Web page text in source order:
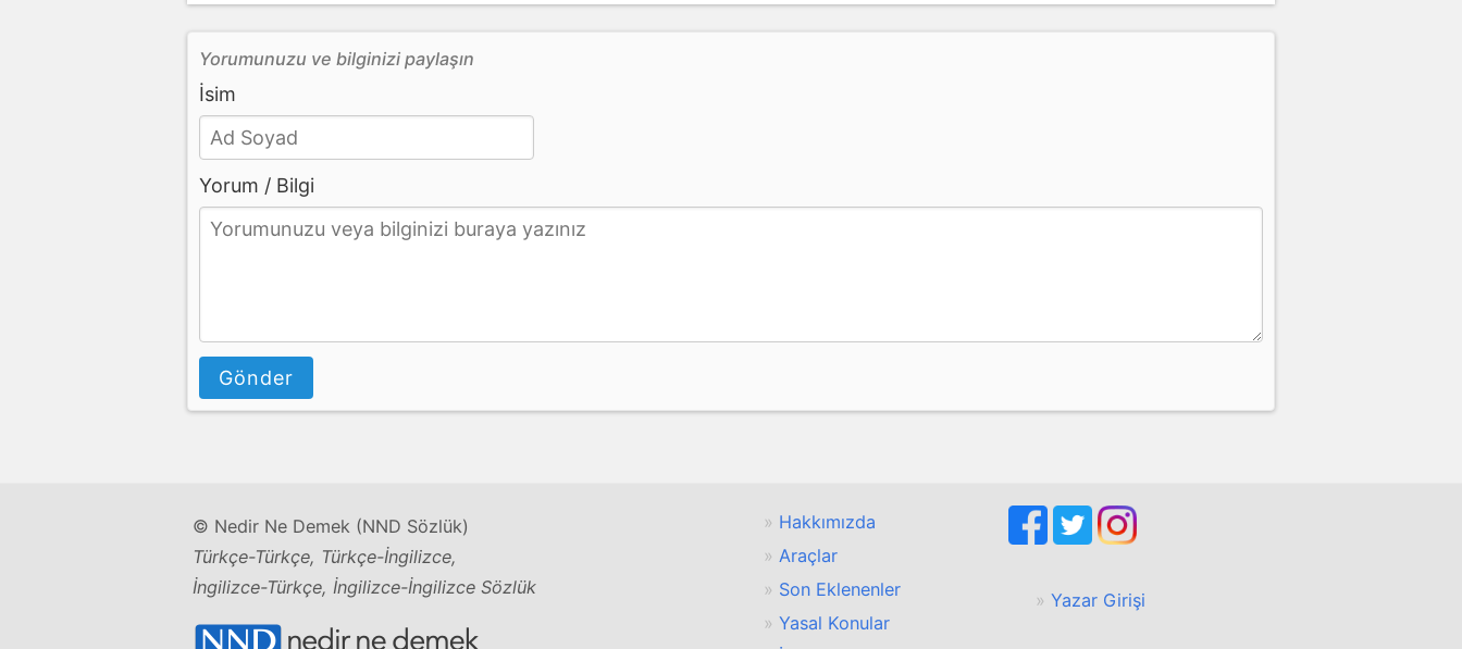
Yorumunuzu ve bilginizi paylaşın
İsim
Yorum / Bilgi
Gönder
© Nedir Ne Demek (NND Sözlük)
Türkçe-Türkçe, Türkçe-İngilizce,
İngilizce-Türkçe, İngilizce-İngilizce Sözlük
Hakkımızda
Araçlar
Son Eklenenler
Yasal Konular
Yazar Girişi